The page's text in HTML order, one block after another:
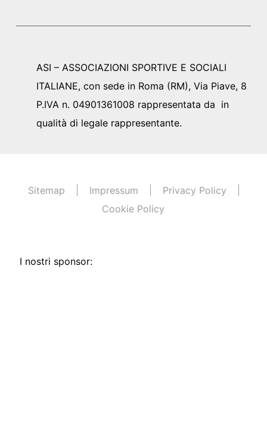
ASI – ASSOCIAZIONI SPORTIVE E SOCIALI
ITALIANE, con sede in Roma (RM), Via Piave, 8
P.IVA n. 04901361008 rappresentata da in
qualità di legale rappresentante.
Sitemap Impressum
Privacy Policy
Cookie Policy
I nostri sponsor: